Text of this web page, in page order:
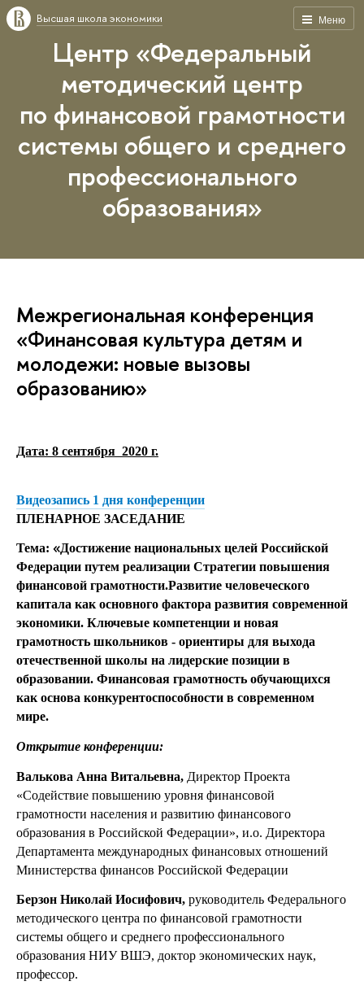
Меню
Высшая школа экономики
Центр «Федеральный
методический центр
по финансовой грамотности
системы общего и среднего
профессионального
образования»
Межрегиональная конференция
«Финансовая культура детям и
молодежи: новые вызовы
образованию»
Дата: 8 сентября 2020 г.
Видеозапись 1 дня конференции
ПЛЕНАРНОЕ ЗАСЕДАНИЕ
Тема: «Достижение национальных целей Российской
Федерации путем реализации Стратегии повышения
финансовой грамотности.Развитие человеческого
капитала как основного фактора развития современной
экономики. Ключевые компетенции и новая
грамотность школьников - ориентиры для выхода
отечественной школы на лидерские позиции в
образовании. Финансовая грамотность обучающихся
как основа конкурентоспособности в современном
мире.
Открытие конференции:
Валькова Анна Витальевна, Директор Проекта
«Содействие повышению уровня финансовой
грамотности населения и развитию финансового
образования в Российской Федерации», и.о. Директора
Департамента международных финансовых отношений
Министерства финансов Российской Федерации
Берзон Николай Иосифович, руководитель Федерального
методического центра по финансовой грамотности
системы общего и среднего профессионального
образования НИУ ВШЭ, доктор экономических наук,
профессор.